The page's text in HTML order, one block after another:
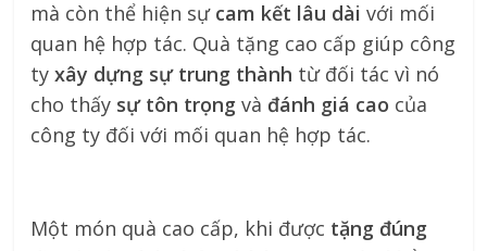
mà còn thể hiện sự cam kết lâu dài với mối
quan hệ hợp tác. Quà tặng cao cấp giúp công
tyxây dựng sự trung thành từ đối tác vì nó
cho thấy sự tôn trọng và đánh giá cao của
công ty đối với mối quan hệ hợp tác.
Một món quà cao cấp, khi được tặng đúng